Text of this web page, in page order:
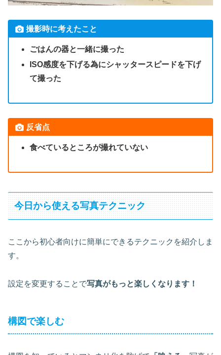
撮影時に考えたこと
ごはんの器と一緒に撮った
ISO感度を下げる為にシャッタースピードを下げ
て撮った
反省点
食べているところが撮れていない
今日から使える写真テクニック
ここから初心者向けに簡単にできるテクニックを紹介しま
す。
設定を変更することで写真がもっと楽しくなります！
構図で楽しむ